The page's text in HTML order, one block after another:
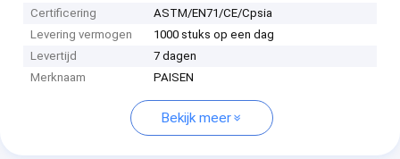
Certificering
ASTM/EN71/CE/Cpsia
Levering vermogen
1000 stuks op een dag
Levertijd
7 dagen
Merknaam
PAISEN
Bekijk meer